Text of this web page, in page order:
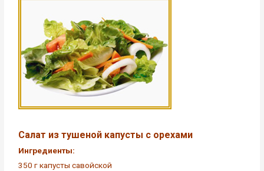
Салат из тушеной капусты с орехами
Ингредиенты:
350 г капусты савойской